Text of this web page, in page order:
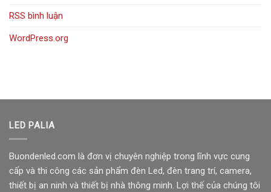
RSS bình luận
WordPress.org
LED PALIA
Buondenled.com là đơn vị chuyên nghiệp trong lĩnh vực cung
cấp và thi công các sản phẩm đèn Led, đèn trang trí, camera,
thiết bị an ninh và thiết bị nhà thông minh. Lợi thế của chúng tôi